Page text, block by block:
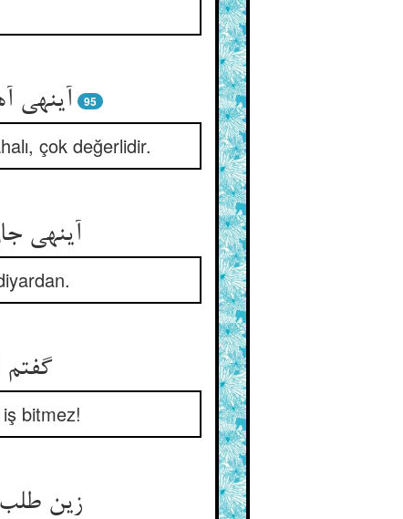
آینه‏ی 95
çok değerlidir.
آینه‏ی
گفتم
bitmez!
زین